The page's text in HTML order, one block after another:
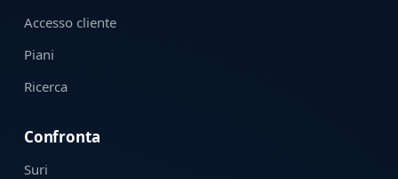
Accesso cliente
Piani
Ricerca
Confronta
Suri